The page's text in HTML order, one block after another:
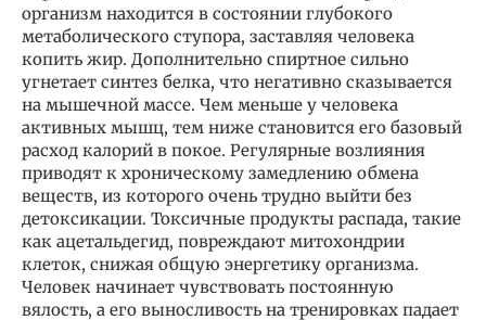
организм находится в состоянии глубокого
метаболического ступора, заставляя человека
копить жир. Дополнительно спиртное сильно
угнетает синтез белка, что негативно сказывается
на мышечной массе. Чем меньше у человека
активных мышц, тем ниже становится его базовый
расход калорий в покое. Регулярные возлияния
приводят к хроническому замедлению обмена
веществ, из которого очень трудно выйти без
детоксикации. Токсичные продукты распада, такие
как ацетальдегид, повреждают митохондрии
клеток, снижая общую энергетику организма.
Человек начинает чувствовать постоянную
вялость, а его выносливость на тренировках падает